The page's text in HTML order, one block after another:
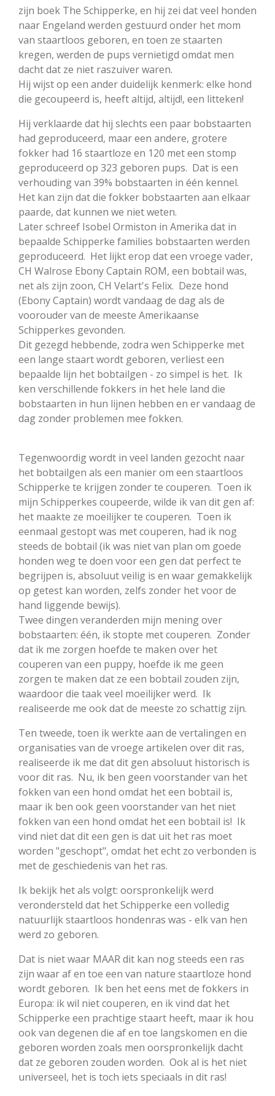
zijn boek The Schipperke, en hij zei dat veel honden
naar Engeland werden gestuurd onder het mom
van staartloos geboren, en toen ze staarten
kregen, werden de pups vernietigd omdat men
dacht dat ze niet raszuiver waren.
Hij wijst op een ander duidelijk kenmerk: elke hond
die gecoupeerd is, heeft altijd, altijd!, een litteken!
Hij verklaarde dat hij slechts een paar bobstaarten
had geproduceerd, maar een andere, grotere
fokker had 16 staartloze en 120 met een stomp
geproduceerd op 323 geboren pups. Dat is een
verhouding van 39% bobstaarten in één kennel.
Het kan zijn dat die fokker bobstaarten aan elkaar
paarde, dat kunnen we niet weten.
Later schreef Isobel Ormiston in Amerika dat in
bepaalde Schipperke families bobstaarten werden
geproduceerd. Het lijkt erop dat een vroege vader,
CH Walrose Ebony Captain ROM, een bobtail was,
net als zijn zoon, CH Velart's Felix. Deze hond
(Ebony Captain) wordt vandaag de dag als de
voorouder van de meeste Amerikaanse
Schipperkes gevonden.
Dit gezegd hebbende, zodra wen Schipperke met
een lange staart wordt geboren, verliest een
bepaalde lijn het bobtailgen - zo simpel is het. Ik
ken verschillende fokkers in het hele land die
bobstaarten in hun lijnen hebben en er vandaag de
dag zonder problemen mee fokken.
Tegenwoordig wordt in veel landen gezocht naar
het bobtailgen als een manier om een staartloos
Schipperke te krijgen zonder te couperen. Toen ik
mijn Schipperkes coupeerde, wilde ik van dit gen af:
het maakte ze moeilijker te couperen. Toen ik
eenmaal gestopt was met couperen, had ik nog
steeds de bobtail (ik was niet van plan om goede
honden weg te doen voor een gen dat perfect te
begrijpen is, absoluut veilig is en waar gemakkelijk
op getest kan worden, zelfs zonder het voor de
hand liggende bewijs).
Twee dingen veranderden mijn mening over
bobstaarten: één, ik stopte met couperen. Zonder
dat ik me zorgen hoefde te maken over het
couperen van een puppy, hoefde ik me geen
zorgen te maken dat ze een bobtail zouden zijn,
waardoor die taak veel moeilijker werd. Ik
realiseerde me ook dat de meeste zo schattig zijn.
Ten tweede, toen ik werkte aan de vertalingen en
organisaties van de vroege artikelen over dit ras,
realiseerde ik me dat dit gen absoluut historisch is
voor dit ras. Nu, ik ben geen voorstander van het
fokken van een hond omdat het een bobtail is,
maar ik ben ook geen voorstander van het niet
fokken van een hond omdat het een bobtail is! Ik
vind niet dat dit een gen is dat uit het ras moet
worden "geschopt", omdat het echt zo verbonden is
met de geschiedenis van het ras.
Ik bekijk het als volgt: oorspronkelijk werd
verondersteld dat het Schipperke een volledig
natuurlijk staartloos hondenras was - elk van hen
werd zo geboren.
Dat is niet waar MAAR dit kan nog steeds een ras
zijn waar af en toe een van nature staartloze hond
wordt geboren. Ik ben het eens met de fokkers in
Europa: ik wil niet couperen, en ik vind dat het
Schipperke een prachtige staart heeft, maar ik hou
ook van degenen die af en toe langskomen en die
geboren worden zoals men oorspronkelijk dacht
dat ze geboren zouden worden. Ook al is het niet
universeel, het is toch iets speciaals in dit ras!